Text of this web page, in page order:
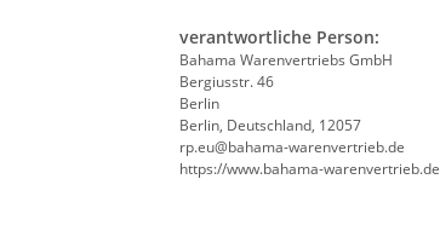
verantwortliche Person:
Bahama Warenvertriebs GmbH
Bergiusstr. 46
Berlin
Berlin, Deutschland, 12057
ed.beirtrevneraw-amahab@ue.pr
https://www.bahama-warenvertrieb.de